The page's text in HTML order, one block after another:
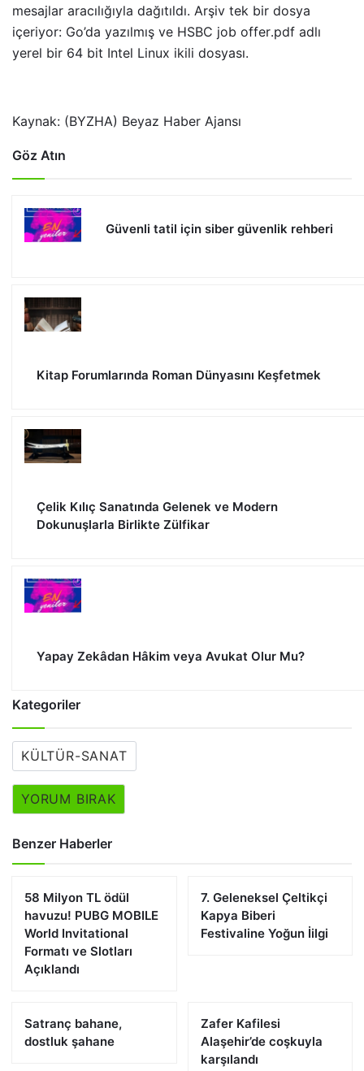
mesajlar aracılığıyla dağıtıldı. Arşiv tek bir dosya
içeriyor: Go’da yazılmış ve HSBC job offer․pdf adlı
yerel bir 64 bit Intel Linux ikili dosyası.
Kaynak: (BYZHA) Beyaz Haber Ajansı
Göz Atın
Güvenli tatil için siber güvenlik rehberi
Kitap Forumlarında Roman Dünyasını Keşfetmek
Çelik Kılıç Sanatında Gelenek ve Modern
Dokunuşlarla Birlikte Zülfikar
Yapay Zekâdan Hâkim veya Avukat Olur Mu?
Kategoriler
KÜLTÜR-SANAT
YORUM BIRAK
Benzer Haberler
58 Milyon TL ödül
havuzu! PUBG MOBILE
World Invitational
Formatı ve Slotları
Açıklandı
7. Geleneksel Çeltikçi
Kapya Biberi
Festivaline Yoğun İilgi
Satranç bahane,
dostluk şahane
Zafer Kafilesi
Alaşehir’de coşkuyla
karşılandı